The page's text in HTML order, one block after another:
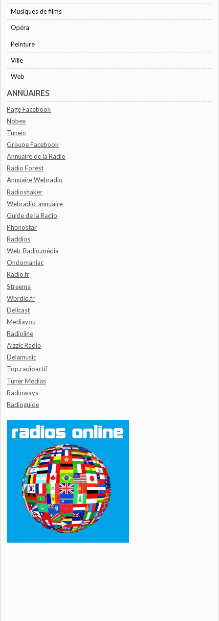
Musiques de films
Opéra
Peinture
Ville
Web
ANNUAIRES
Page Facebook
Nobex
Tunein
Groupe Facebook
Annuaire de la Radio
Radio Forest
Annuaire Webradio
Radioshaker
Webradio-annuaire
Guide de la Radio
Phonostar
Raddios
Web-Radio.média
Ondomaniac
Radio.fr
Streema
Wbrdio.fr
Delicast
Mediayou
Radioline
Alzzic Radio
Delamusic
Top.radioactif
Tuner Médias
Radioways
Radioguide